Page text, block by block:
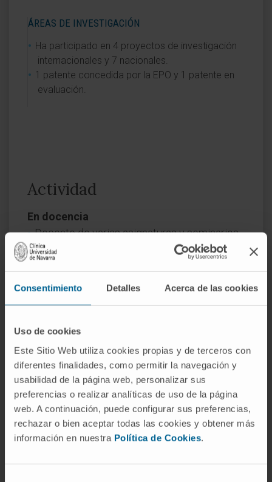
Consentimiento Detalles Acerca de las cookies
Uso de cookies
Este Sitio Web utiliza cookies propias y de terceros con
diferentes finalidades, como permitir la navegación y
usabilidad de la página web, personalizar sus
preferencias o realizar analíticas de uso de la página
web. A continuación, puede configurar sus preferencias,
rechazar o bien aceptar todas las cookies y obtener más
información en nuestra Política de Cookies.
ÁREAS DE INVESTIGACIÓN
Ha participado en 4 proyectos de investigación
internacionales y 7 nacionales.
1 patente concedida por la EPO y 1 patente en
evaluación.
Actividad
En docencia
Docente de varias asignaturas y seminarios
en diversas universidades españolas.
de grado y un trabajo fin de máster.
En investigación
28 artículos en revistas indexadas (82% Q1,
como autor de correspondencia. 4 capítulos
de libro.
12 ponencias y 7 posters en congresos. 3
charlas invitadas.